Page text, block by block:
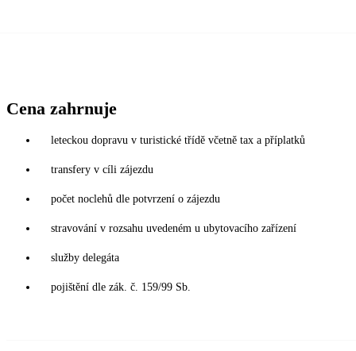
Cena zahrnuje
leteckou dopravu v turistické třídě včetně tax a příplatků
transfery v cíli zájezdu
počet noclehů dle potvrzení o zájezdu
stravování v rozsahu uvedeném u ubytovacího zařízení
služby delegáta
pojištění dle zák. č. 159/99 Sb.